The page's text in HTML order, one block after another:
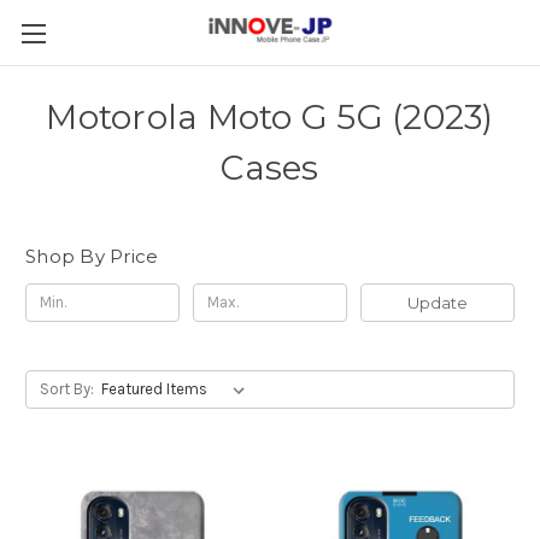
Motorola Moto G 5G (2023)
Cases
Shop By Price
Update
Sort By: